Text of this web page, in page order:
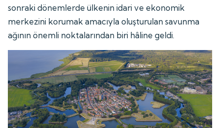
sonraki dönemlerde ülkenin idari ve ekonomik
merkezini korumak amacıyla oluşturulan savunma
ağının önemli noktalarından biri hâline geldi.